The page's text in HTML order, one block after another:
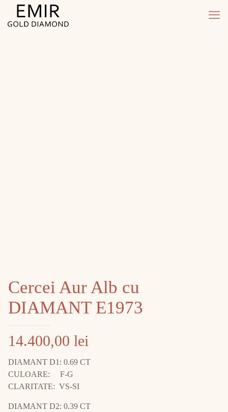
Cercei Aur Alb cu
DIAMANT E1973
14.400,00 lei
DIAMANT D1: 0.69 CT
CULOARE: F-G
CLARITATE: VS-SI
DIAMANT D2: 0.39 CT